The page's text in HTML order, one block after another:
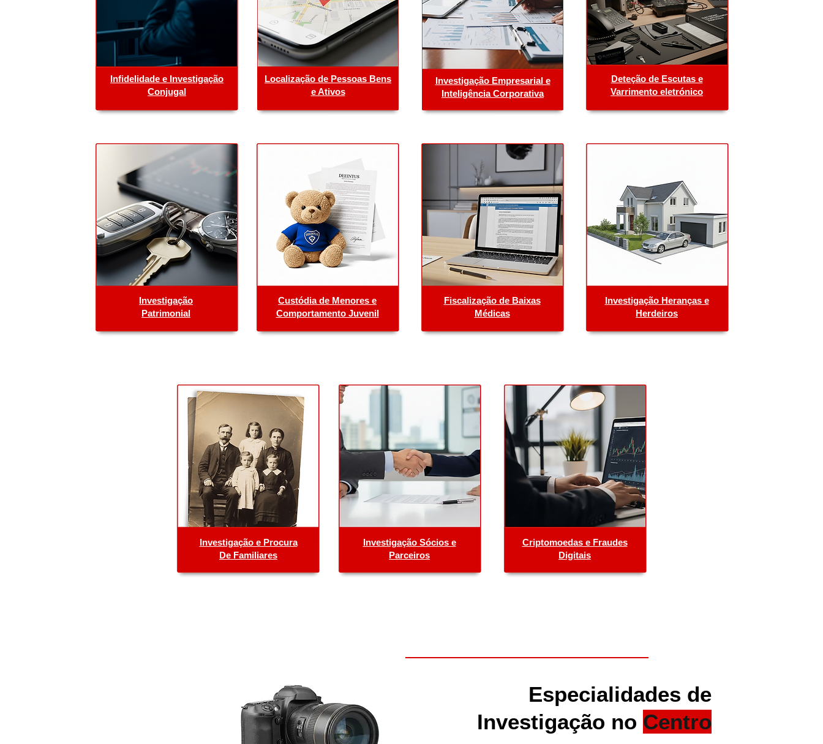
Infidelidade e Investigação
Conjugal
Localização de Pessoas Bens
e Ativos
Investigação Empresarial e
Inteligência Corporativa
Deteção de Escutas e
Varrimento eletrónico
Investigação
Patrimonial
Custódia de Menores e
Comportamento Juvenil
Fiscalização de Baixas
Médicas
​Investigação Heranças e
Herdeiros
Investigação e Procura
De Familiares
Investigação Sócios e
Parceiros
Criptomoedas e Fraudes
Digitais
Especialidades de
Investigação no Centro